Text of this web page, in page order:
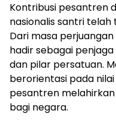
Kontribusi pesantren
nasionalis santri
Dari masa
hadir sebagai
dan pilar persatuan.
berorientasi pada
pesantren
bagi negara.